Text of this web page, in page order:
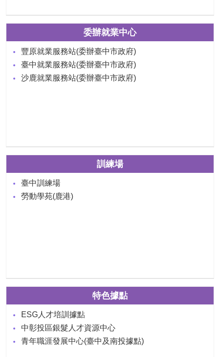
委辦就業中心
豐原就業服務站(委辦臺中市政府)
臺中就業服務站(委辦臺中市政府)
沙鹿就業服務站(委辦臺中市政府)
訓練場
臺中訓練場
勞動學苑(鹿港)
特色據點
ESG人才培訓據點
中彰投區銀髮人才資源中心
青年職涯發展中心(臺中及南投據點)